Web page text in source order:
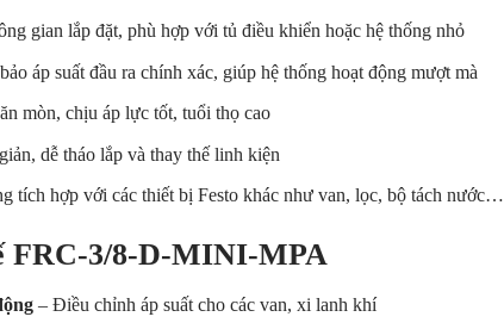
gian lắp đặt, phù hợp với tủ điều khiển hoặc hệ thống nhỏ
áp suất đầu ra chính xác, giúp hệ thống hoạt động mượt mà
mòn, chịu áp lực tốt, tuổi thọ cao
dễ tháo lắp và thay thế linh kiện
tích hợp với các thiết bị Festo khác như van, lọc, bộ tách nước…
FRC-3/8-D-MINI-MPA
– Điều chỉnh áp suất cho các van, xi lanh khí